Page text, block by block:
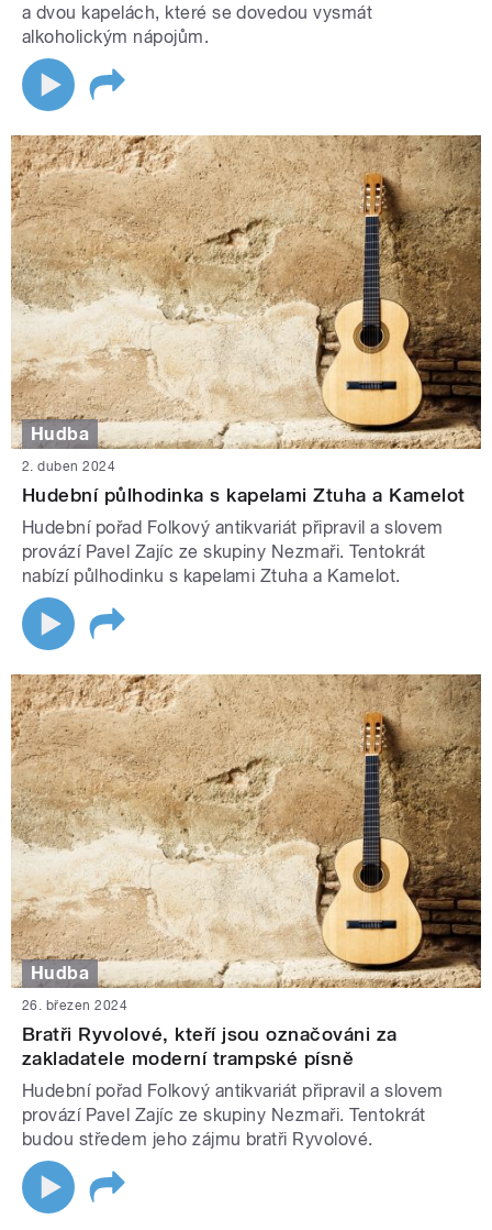
a dvou kapelách, které se dovedou vysmát
alkoholickým nápojům.
Hudba
2. duben 2024
Hudební půlhodinka s kapelami Ztuha a Kamelot
Hudební pořad Folkový antikvariát připravil a slovem
provází Pavel Zajíc ze skupiny Nezmaři. Tentokrát
nabízí půlhodinku s kapelami Ztuha a Kamelot.
Hudba
26. březen 2024
Bratři Ryvolové, kteří jsou označováni za
zakladatele moderní trampské písně
Hudební pořad Folkový antikvariát připravil a slovem
provází Pavel Zajíc ze skupiny Nezmaři. Tentokrát
budou středem jeho zájmu bratři Ryvolové.